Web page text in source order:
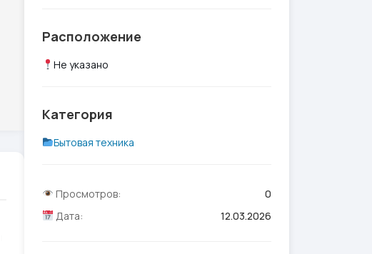
Расположение
Не указано
Категория
Бытовая техника
Просмотров:
0
Дата:
12.03.2026